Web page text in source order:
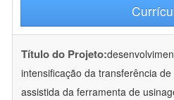
Título do Projeto:
intensificação da transferência
assistida da ferramenta de